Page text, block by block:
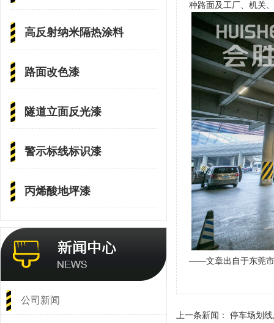
高反射纳米隔热涂料
路面改色漆
隧道立面反光漆
警示标线标识漆
丙烯酸地坪漆
公司新闻
种路面及工厂、机关
——文章出自于东莞
上一条新闻： 停车场划